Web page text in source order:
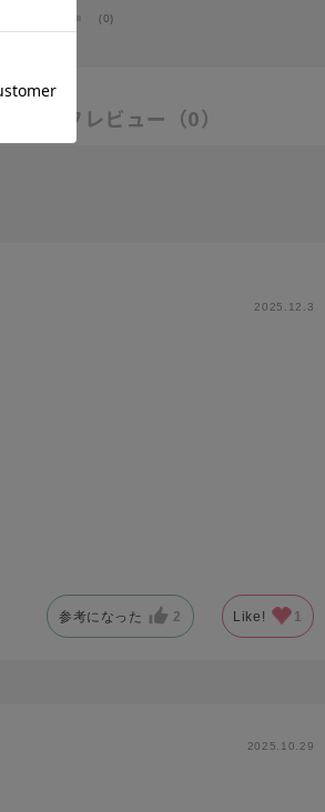
(0)
スタッフレビュー （0）
2025.12.3
参考になった 2 Like! 1
2025.10.29